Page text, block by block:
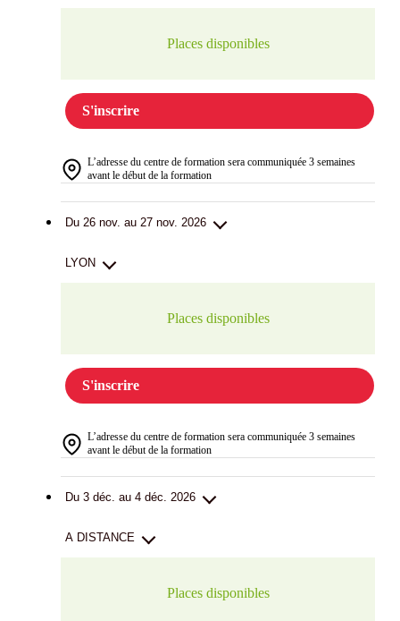
Places disponibles
S'inscrire
L’adresse du centre de formation sera communiquée 3 semaines
avant le début de la formation
Du 26 nov. au 27 nov. 2026
LYON
Places disponibles
S'inscrire
L’adresse du centre de formation sera communiquée 3 semaines
avant le début de la formation
Du 3 déc. au 4 déc. 2026
A DISTANCE
Places disponibles